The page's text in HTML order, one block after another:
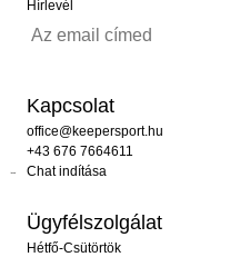
Hírlevél
Kapcsolat
office@keepersport.hu
+43 676 7664611
Chat indítása
Ügyfélszolgálat
Hétfő-Csütörtök